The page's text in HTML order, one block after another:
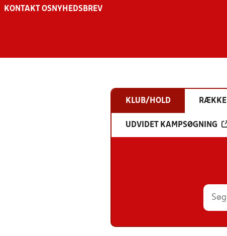
KONTAKT OS NYHEDSBREV
KLUB/HOLD RÆKKE
UDVIDET KAMPSØGNING